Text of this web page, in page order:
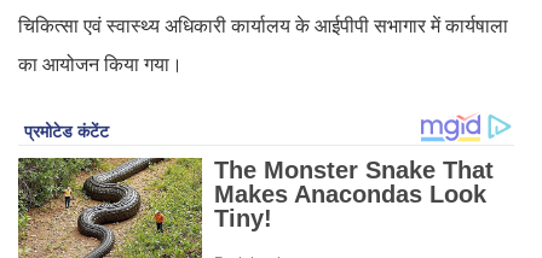
चिकित्सा एवं स्वास्थ्य अधिकारी कार्यालय के आईपीपी सभागार में कार्यषाला
का आयोजन किया गया।